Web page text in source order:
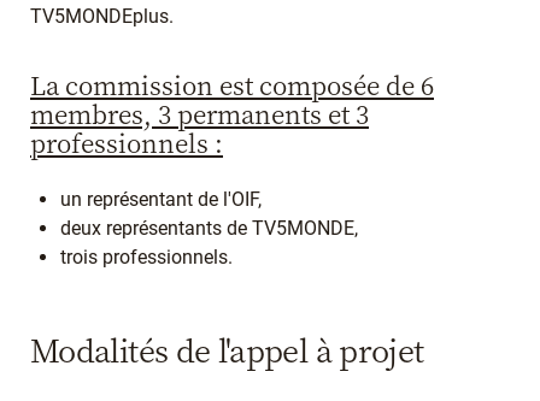
TV5MONDEplus.
La commission est composée de 6
membres, 3 permanents et 3
professionnels :
un représentant de l'OIF,
deux représentants de TV5MONDE,
trois professionnels.
Modalités de l'appel à projet